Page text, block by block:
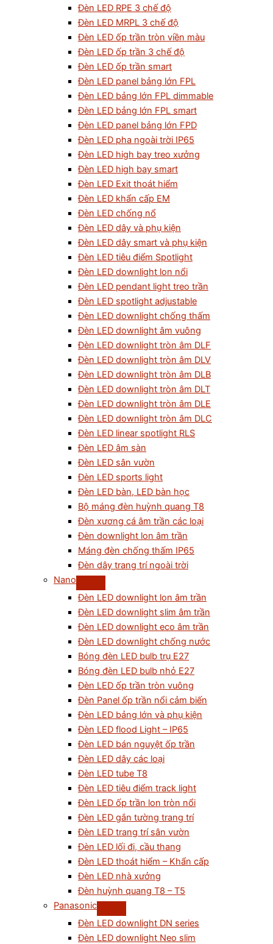
Đèn LED RPE 3 chế độ
Đèn LED MRPL 3 chế độ
Đèn LED ốp trần tròn viền màu
Đèn LED ốp trần 3 chế độ
Đèn LED ốp trần smart
Đèn LED panel bảng lớn FPL
Đèn LED bảng lớn FPL dimmable
Đèn LED bảng lớn FPL smart
Đèn LED panel bảng lớn FPD
Đèn LED pha ngoài trời IP65
Đèn LED high bay treo xưởng
Đèn LED high bay smart
Đèn LED Exit thoát hiểm
Đèn LED khẩn cấp EM
Đèn LED chống nổ
Đèn LED dây và phụ kiện
Đèn LED dây smart và phụ kiện
Đèn LED tiêu điểm Spotlight
Đèn LED downlight lon nổi
Đèn LED pendant light treo trần
Đèn LED spotlight adjustable
Đèn LED downlight chống thấm
Đèn LED downlight âm vuông
Đèn LED downlight tròn âm DLF
Đèn LED downlight tròn âm DLV
Đèn LED downlight tròn âm DLB
Đèn LED downlight tròn âm DLT
Đèn LED downlight tròn âm DLE
Đèn LED downlight tròn âm DLC
Đèn LED linear spotlight RLS
Đèn LED âm sàn
Đèn LED sân vườn
Đèn LED sports light
Đèn LED bàn, LED bàn học
Bộ máng đèn huỳnh quang T8
Đèn xương cá âm trần các loại
Đèn downlight lon âm trần
Máng đèn chống thấm IP65
Đèn dây trang trí ngoài trời
Nano
Đèn LED downlight lon âm trần
Đèn LED downlight slim âm trần
Đèn LED downlight eco âm trần
Đèn LED downlight chống nước
Bóng đèn LED bulb trụ E27
Bóng đèn LED bulb nhỏ E27
Đèn LED ốp trần tròn vuông
Đèn Panel ốp trần nổi cảm biến
Đèn LED bảng lớn và phụ kiện
Đèn LED flood Light – IP65
Đèn LED bán nguyệt ốp trần
Đèn LED dây các loại
Đèn LED tube T8
Đèn LED tiêu điểm track light
Đèn LED ốp trần lon tròn nổi
Đèn LED gắn tường trang trí
Đèn LED trang trí sân vườn
Đèn LED lối đi, cầu thang
Đèn LED thoát hiểm – Khẩn cấp
Đèn LED nhà xưởng
Đèn huỳnh quang T8 – T5
Panasonic
Đèn LED downlight DN series
Đèn LED downlight Neo slim